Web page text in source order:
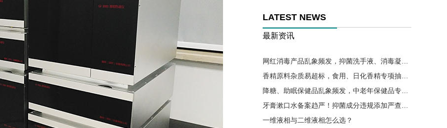
LATEST NEWS
最新资讯
一维液相与二维液相怎么选？